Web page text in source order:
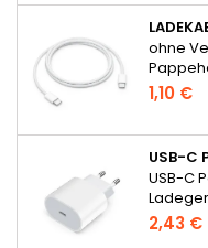
ohne
für
1,10 €
USB-C
20W für
2,43 €